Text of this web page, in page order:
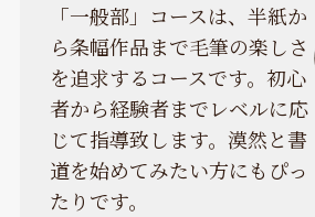
「一般部」コースは、半紙か
ら条幅作品まで毛筆の楽しさ
を追求するコースです。初心
者から経験者までレベルに応
じて指導致します。漠然と書
道を始めてみたい方にもぴっ
たりです。